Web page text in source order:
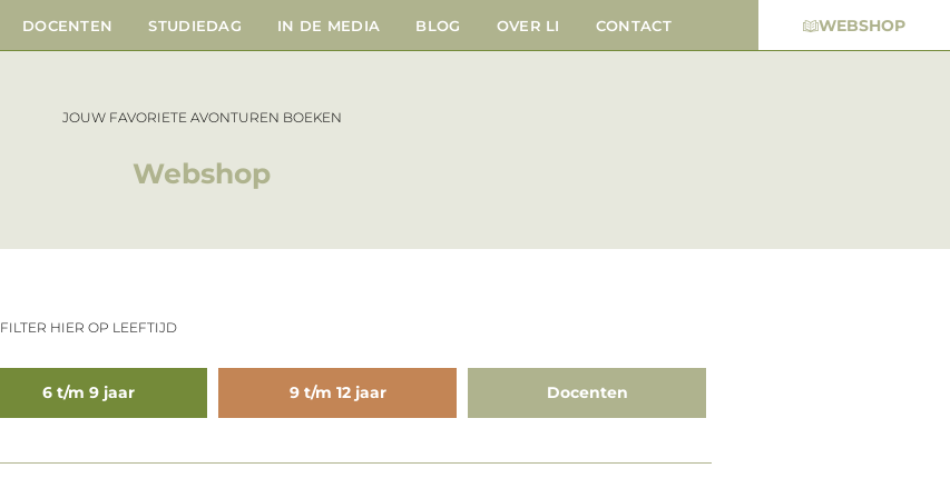
DOCENTEN STUDIEDAG IN DE MEDIA BLOG OVER LI CONTACT WEBSHOP
JOUW FAVORIETE AVONTUREN BOEKEN
Webshop
FILTER HIER OP LEEFTIJD
6 t/m 9 jaar 9 t/m 12 jaar Docenten